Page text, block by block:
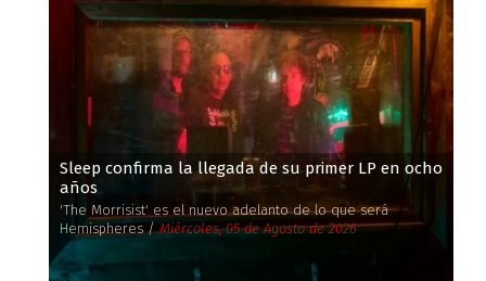
Sleep confirma la llegada de su primer LP en ocho
años
'The Morrisist' es el nuevo adelanto de lo que será
Hemispheres /Miércoles, 05 de Agosto de 2026